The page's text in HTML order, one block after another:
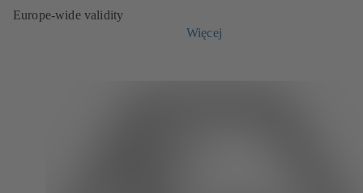
Europe-wide validity
Więcej